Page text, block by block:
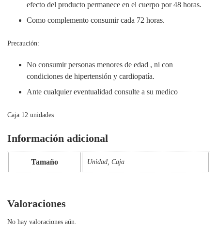
efecto del producto permanece en el cuerpo por 48 horas.
Como complemento consumir cada 72 horas.
Precaución:
No consumir personas menores de edad , ni con
condiciones de hipertensión y cardiopatía.
Ante cualquier eventualidad consulte a su medico
Caja 12 unidades
Información adicional
Tamaño Unidad, Caja
Valoraciones
No hay valoraciones aún.